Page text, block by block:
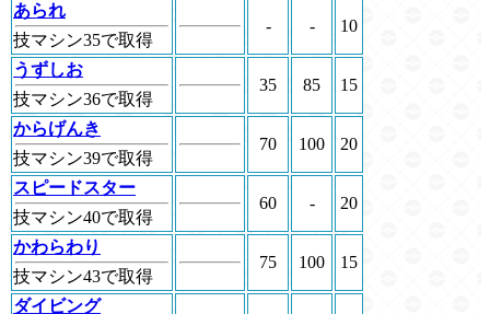
あられ
技マシン35で取得
- - 10
うずしお
技マシン36で取得
35 85 15
からげんき
技マシン39で取得
70 100 20
スピードスター
技マシン40で取得
60 - 20
かわらわり
技マシン43で取得
75 100 15
ダイビング